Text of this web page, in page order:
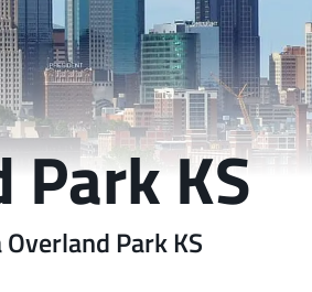
KS
Park KS